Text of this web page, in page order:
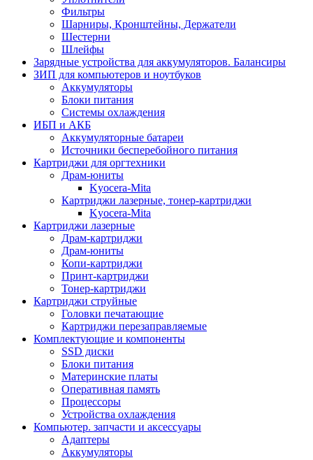
Фильтры
Шарниры, Кронштейны, Держатели
Шестерни
Шлейфы
Зарядные устройства для аккумуляторов. Балансиры
ЗИП для компьютеров и ноутбуков
Аккумуляторы
Блоки питания
Системы охлаждения
ИБП и АКБ
Аккумуляторные батареи
Источники бесперебойного питания
Картриджи для оргтехники
Драм-юниты
Kyocera-Mita
Картриджи лазерные, тонер-картриджи
Kyocera-Mita
Картриджи лазерные
Драм-картриджи
Драм-юниты
Копи-картриджи
Принт-картриджи
Тонер-картриджи
Картриджи струйные
Головки печатающие
Картриджи перезаправляемые
Комплектующие и компоненты
SSD диски
Блоки питания
Материнские платы
Оперативная память
Процессоры
Устройства охлаждения
Компьютер. запчасти и аксессуары
Адаптеры
Аккумуляторы